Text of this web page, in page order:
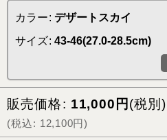
カラー: デザートスカイ
サイズ: 43-46(27.0-28.5cm)
販売価格: 11,000 円 (税別)
(税込: 12,100円)